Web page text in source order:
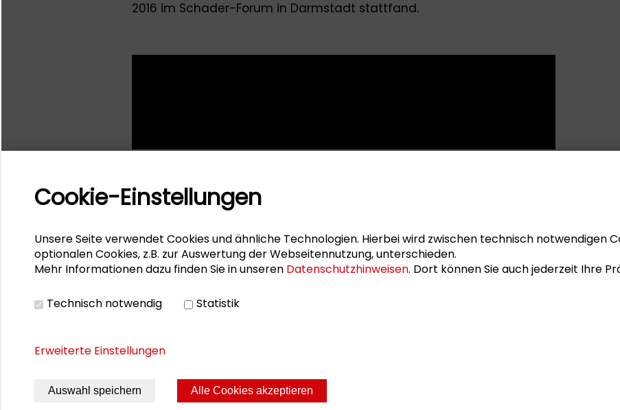
2016 im Schader-Forum in Darmstadt stattfand.
Seite drucken Sitemap Impressum
Cookie-Einstellungen
Unsere Seite verwendet Cookies und ähnliche Technologien. Hierbei wird zwischen technisch notwendigen
optionalen Cookies, z.B. zur Auswertung der Webseitennutzung, unterschieden.
Mehr Informationen dazu finden Sie in unseren Datenschutzhinweisen. Dort können Sie auch jederzeit Ihre
Technisch notwendig Statistik
Erweiterte Einstellungen
Auswahl speichern Alle Cookies akzeptieren